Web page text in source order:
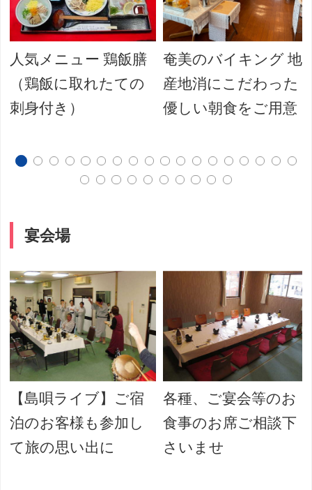
人気メニュー 鶏飯膳
（鶏飯に取れたての
刺身付き）
奄美のバイキング 地
産地消にこだわった
優しい朝食をご用意
宴会場
【島唄ライブ】ご宿
泊のお客様も参加し
て旅の思い出に
各種、ご宴会等のお
食事のお席ご相談下
さいませ